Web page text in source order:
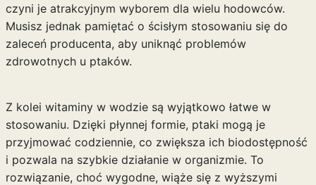
czyni je atrakcyjnym wyborem dla wielu hodowców.
Musisz jednak pamiętać o ścisłym stosowaniu się do
zaleceń producenta, aby uniknąć problemów
zdrowotnych u ptaków.
Z kolei witaminy w wodzie są wyjątkowo łatwe w
stosowaniu. Dzięki płynnej formie, ptaki mogą je
przyjmować codziennie, co zwiększa ich biodostępność
i pozwala na szybkie działanie w organizmie. To
rozwiązanie, choć wygodne, wiąże się z wyższymi